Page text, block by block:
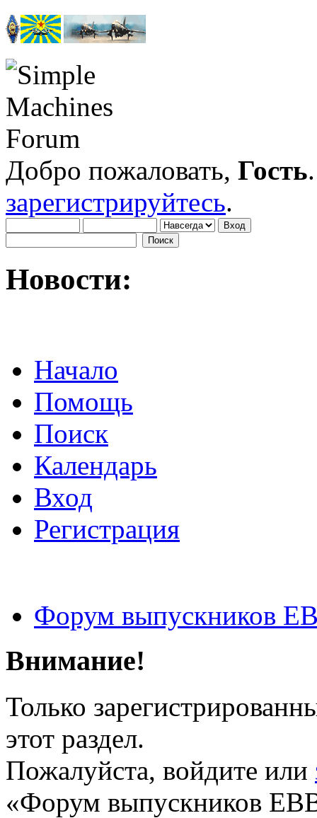
Добро пожаловать, Гость
зарегистрируйтесь.
Новости:
Начало
Помощь
Поиск
Календарь
Вход
Регистрация
Форум выпускников
Внимание!
Только
этот раздел.
Пожалуйста, войдите или
«Форум выпускников